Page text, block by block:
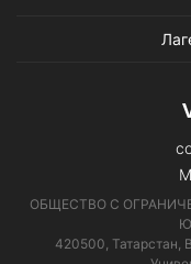
ОБЩЕСТВО С
420500, Татарстан,